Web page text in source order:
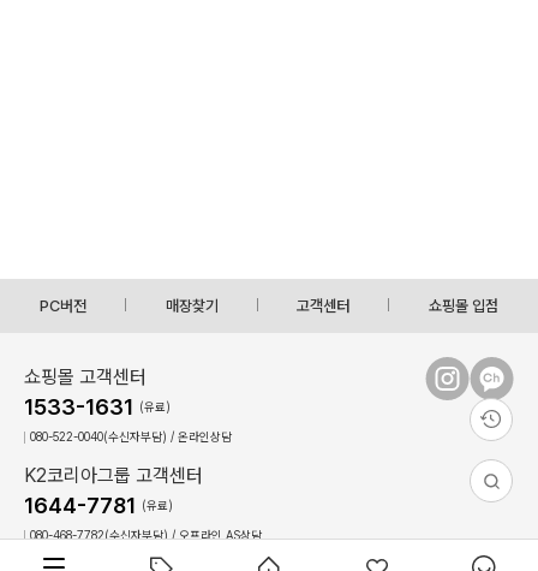
PC버전 매장찾기 고객센터 쇼핑몰 입점
쇼핑몰 고객센터
1533-1631 (유료)
080-522-0040(수신자부담) / 온라인상담
K2코리아그룹 고객센터
1644-7781 (유료)
080-468-7782(수신자부담) / 오프라인,AS상담
상담시간 : 09:00 ~ 17:30(토,일, 공휴일 휴무)